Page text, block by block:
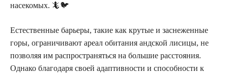
насекомых. 🦎🐦
Естественные барьеры, такие как крутые и заснеженные
горы, ограничивают ареал обитания андской лисицы, не
позволяя им распространяться на большие расстояния.
Однако благодаря своей адаптивности и способности к